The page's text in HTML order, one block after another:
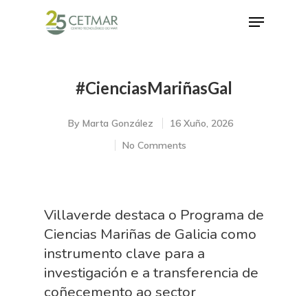
Hit enter to search or ESC to close
#CienciasMariñasGal
By Marta González
16 Xuño, 2026
No Comments
Villaverde destaca o Programa de
Ciencias Mariñas de Galicia como
instrumento clave para a
investigación e a transferencia de
coñecemento ao sector